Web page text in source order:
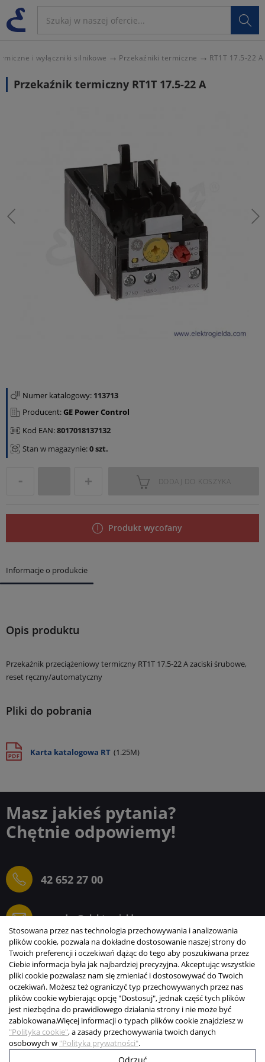

i wyłączniki silnikowe Przekaźniki termiczne RT1T 17.5-22 A
Przekaźnik termiczny RT1T 17.5-22 A
Numer katalogowy: 113713
Producent:GE Power Control
Kod EAN:8017018137132
Stan w magazynie:0 szt.
DODAJ DO KOSZYKA
Produkt wycofany
Informacje o produkcie
Opis produktu
Przekaźnik przeciążeniowy termiczny RT1T 17.5-22 A zaciski śrubowe,
reset ręczny/automatyczny
Pliki do pobrania
Karta katalogowa RT (1.25M)
Masz jakieś pytania?
Chętnie odpowiemy!
42 652 27 00
sprzedaz@elektrogielda.com
ELEKTROGIEŁDA SZ.ŻACZKIEWICZ; M.KARLIŃSKI
SP.J.
INFORMACJE
STREFA KLIENTA
Stosowana przez nas technologia przechowywania i analizowania
plików cookie, pozwala na dokładne dostosowanie naszej strony do
Twoich preferencji i oczekiwań dążąc do tego aby poszukiwana przez
Ciebie informacja była jak najbardziej precyzyjna. Akceptując wszystkie
pliki cookie pozwalasz nam się zmieniać i dostosowywać do Twoich
oczekiwań. Możesz też ograniczyć typ przechowywanych przez nas
plików cookie wybierając opcję "Dostosuj", jednak część tych plików
jest niezbędna do prawidłowego działania strony i nie może być
zablokowana.Więcej informacji o typach plików cookie znajdziesz w
"Polityka cookie", a zasady przechowywania twoich danych
osobowych w "Polityka prywatności".
Odrzuć
Copyright © 2003-2026 Elektrogiełda s.j.